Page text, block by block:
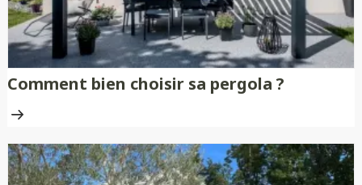
Comment bien choisir sa pergola ?